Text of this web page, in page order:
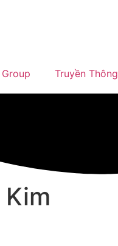
Truyền Thông